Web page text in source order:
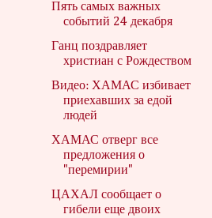
Пять самых важных
событий 24 декабря
Ганц поздравляет
христиан с Рождеством
Видео: ХАМАС избивает
приехавших за едой
людей
ХАМАС отверг все
предложения о
"перемирии"
ЦАХАЛ сообщает о
гибели еще двоих